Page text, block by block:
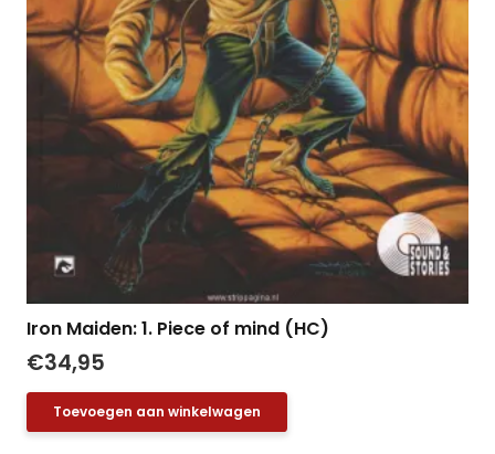
Iron Maiden: 1. Piece of mind (HC)
€34,95
Toevoegen aan winkelwagen